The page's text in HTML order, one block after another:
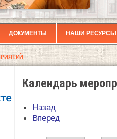
ДОКУМЕНТЫ НАШИ РЕСУРСЫ
Календарь
Назад
Вперед